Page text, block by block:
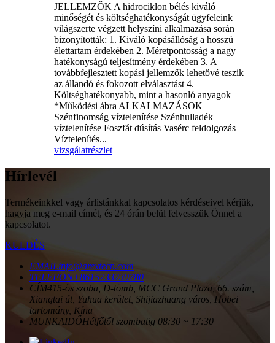
JELLEMZŐK A hidrociklon bélés kiváló
minőségét és költséghatékonyságát ügyfeleink
világszerte végzett helyszíni alkalmazása során
bizonyították: 1. Kiváló kopásállóság a hosszú
élettartam érdekében 2. Méretpontosság a nagy
hatékonyságú teljesítmény érdekében 3. A
továbbfejlesztett kopási jellemzők lehetővé teszik
az állandó és fokozott elválasztást 4.
Költséghatékonyabb, mint a hasonló anyagok
*Működési ábra ALKALMAZÁSOK
Szénfinomság víztelenítése Szénhulladék
víztelenítése Foszfát dúsítás Vasérc feldolgozás
Víztelenítés...
vizsgálatrészlet
Hírlevél
Termékeinkkel vagy árlistánkkal kapcsolatos kérdéseivel kérjük,
hagyja meg e-mail címét, és 24 órán belül felvesszük Önnel a
kapcsolatot.
KÜLDÉS
EMAILinfo@arextecn.com
TELEFON+8615733230780
CÍM415-ös szoba, D-tömb, MCC Grand Plaza, 66. szám,
Xiangtai út, Yuhua kerület, Shijiazhuang város, Hobei
tartomány, Kína
MUNKAIDŐHétfőtől szombatig 08:30 ~ 17:30